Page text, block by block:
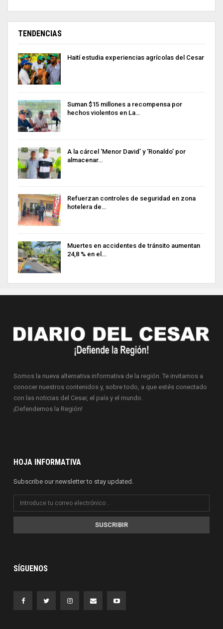
TENDENCIAS
Haití estudia experiencias agrícolas del Cesar
Suman $15 millones a recompensa por
hechos violentos en La…
A la cárcel ‘Menor David’ y ‘Ronaldo’ por
almacenar…
Refuerzan controles de seguridad en zona
hotelera de…
Muertes en accidentes de tránsito aumentan
24,8 % en el…
Somos la nueva alternativa informativa de la región. Te invitamos a
conocer nuestros contenidos y, sobre todo, a que estés conectado
con las noticias del Cesar, el país y el mundo.
¡Defendemos la Región!
HOJA INFORMATIVA
Subscribe our newsletter to stay updated.
SUSCRIBIR
SÍGUENOS